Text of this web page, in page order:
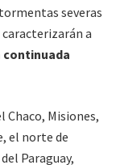
severas
a
continuada
Chaco, Misiones,
el norte de
Paraguay,